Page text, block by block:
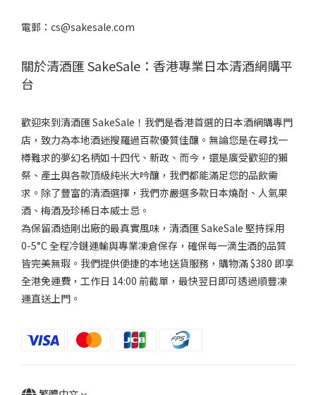
電郵：cs@sakesale.com
關於清酒匯 SakeSale：香港專業日本清酒網購平
台
歡迎來到清酒匯 SakeSale！我們是香港首選的日本酒網購專門
店，致力為本地酒迷搜羅過百款優質佳釀。無論您是在尋找一
樽難求的夢幻名柄如十四代、新政、而今，還是廣受歡迎的獺
祭、產土與各款頂級純米大吟釀，我們都能滿足您的品飲需
求。除了豐富的清酒選擇，我們亦嚴選多款日本燒酎、人氣果
酒、梅酒及珍稀日本威士忌。
為保留酒造剛出廠的最真實風味，清酒匯 SakeSale 堅持採用
0-5°C 全程冷鏈運輸與專業凍倉保存，確保每一滴生酒的品質
皆完美無瑕。我們提供便捷的本地送貨服務，購物滿 $380 即享
全港免運費，工作日 14:00 前截單，最快翌日即可透過順豐凍
運直送上門。